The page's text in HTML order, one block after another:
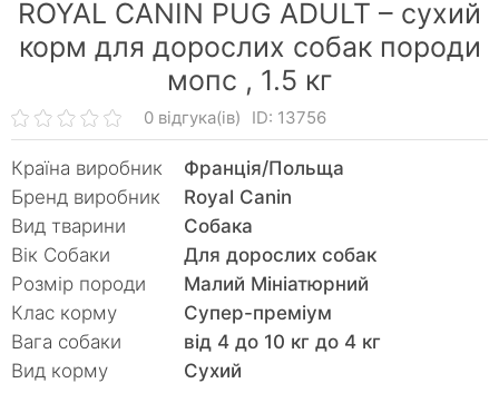
ROYAL CANIN PUG ADULT – сухий
корм для дорослих собак породи
мопс , 1.5 кг
0 відгука(ів) ID: 13756
Країна виробник
Франція/Польща
Бренд виробник
Royal Canin
Вид тварини
Собака
Вік Собаки
Для дорослих собак
Розмір породи
Малий Мініатюрний
Клас корму
Супер-преміум
Вага собаки
від 4 до 10 кг до 4 кг
Вид корму
Сухий